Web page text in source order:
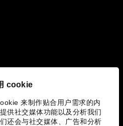
cookie
来制作贴合用户需求的内
供社交媒体功能以及分析我们
还会与社交媒体、广告和分析